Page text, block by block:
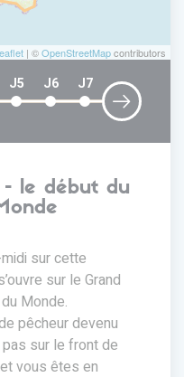
| ©OpenStreetMapcontributors
J5 J6 J7
- le début du
sur cette
sur le Grand
Monde.
pêcheur devenu
sur le front de
vous êtes en